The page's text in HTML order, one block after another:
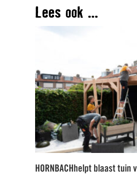
Lees ook ...
HORNBACHhelpt blaast tuin